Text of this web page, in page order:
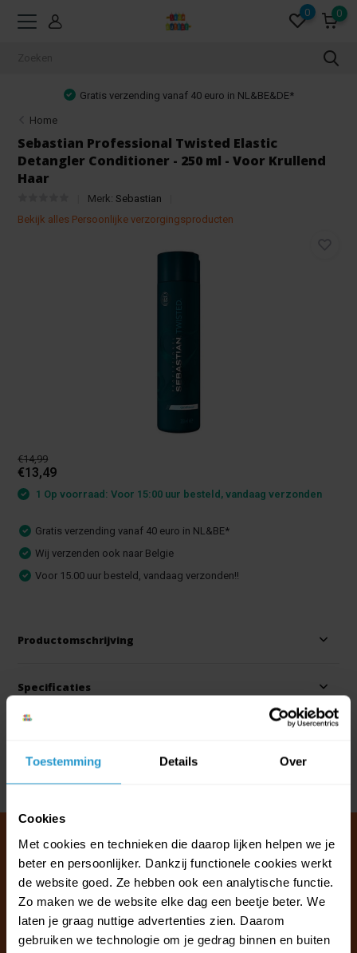
Toestemming Details Over
Cookies
Met cookies en technieken die daarop lijken helpen we je
beter en persoonlijker. Dankzij functionele cookies werkt
de website goed. Ze hebben ook een analytische functie.
Zo maken we de website elke dag een beetje beter. We
laten je graag nuttige advertenties zien. Daarom
gebruiken we technologie om je gedrag binnen en buiten
0 0
verzending vanaf 40 euro in NL&BE&DE*
Home
Sebastian Professional Twisted Elastic
Detangler Conditioner - 250 ml - Voor Krullend
Haar
Merk:Sebastian
Bekijk alles Persoonlijke verzorgingsproducten
€14,99
€13,49
1 Op voorraad: Voor 15:00 uur besteld, vandaag verzonden
Gratis verzending vanaf 40 euro in NL&BE*
Wij verzenden ook naar Belgie
Voor 15.00 uur besteld, vandaag verzonden!!
Productomschrijving
Specificaties
Delen
Klantenservice & FAQ
Wij staan voor u klaar.